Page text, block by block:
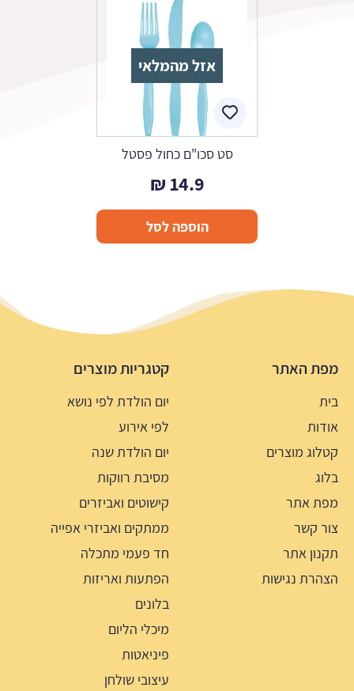
אזל מהמלאי
סט סכו"ם כחול פסטל
14.9
₪
הוספה לסל
מפת האתר
בית
אודות
קטלוג מוצרים
בלוג
מפת אתר
צור קשר
תקנון אתר
הצהרת נגישות
קטגריות מוצרים
יום הולדת לפי נושא
לפי אירוע
יום הולדת שנה
מסיבת רווקות
קישוטים ואביזרים
ממתקים ואביזרי אפייה
חד פעמי מתכלה
הפתעות ואריזות
בלונים
מיכלי הליום
פיניאטות
עיצובי שולחן